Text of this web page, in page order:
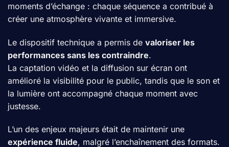
moments d’échange : chaque séquence a contribué à
créer une atmosphère vivante et immersive.
Le dispositif technique a permis de valoriser les
performances sans les contraindre.
La captation vidéo et la diffusion sur écran ont
amélioré la visibilité pour le public, tandis que le son et
la lumière ont accompagné chaque moment avec
justesse.
L’un des enjeux majeurs était de maintenir une
expérience fluide, malgré l’enchaînement des formats.